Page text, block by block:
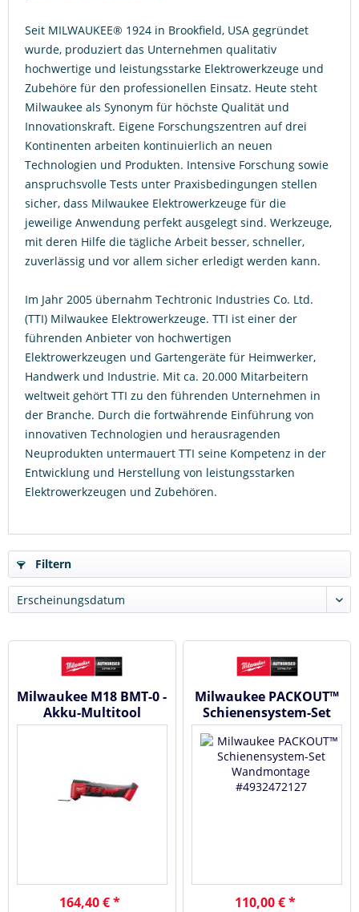
Seit MILWAUKEE® 1924 in Brookfield, USA gegründet
wurde, produziert das Unternehmen qualitativ
hochwertige und leistungsstarke Elektrowerkzeuge und
Zubehöre für den professionellen Einsatz. Heute steht
Milwaukee als Synonym für höchste Qualität und
Innovationskraft. Eigene Forschungszentren auf drei
Kontinenten arbeiten kontinuierlich an neuen
Technologien und Produkten. Intensive Forschung sowie
anspruchsvolle Tests unter Praxisbedingungen stellen
sicher, dass Milwaukee Elektrowerkzeuge für die
jeweilige Anwendung perfekt ausgelegt sind. Werkzeuge,
mit deren Hilfe die tägliche Arbeit besser, schneller,
zuverlässig und vor allem sicher erledigt werden kann.
Im Jahr 2005 übernahm Techtronic Industries Co. Ltd.
(TTI) Milwaukee Elektrowerkzeuge. TTI ist einer der
führenden Anbieter von hochwertigen
Elektrowerkzeugen und Gartengeräte für Heimwerker,
Handwerk und Industrie. Mit ca. 20.000 Mitarbeitern
weltweit gehört TTI zu den führenden Unternehmen in
der Branche. Durch die fortwährende Einführung von
innovativen Technologien und herausragenden
Neuprodukten untermauert TTI seine Kompetenz in der
Entwicklung und Herstellung von leistungsstarken
Elektrowerkzeugen und Zubehören.
Filtern
Milwaukee M18 BMT-0 -
Akku-Multitool
#4933446203
164,40 € *
Milwaukee PACKOUT™
Schienensystem-Set
Wandmontage
#4932472127
110,00 € *